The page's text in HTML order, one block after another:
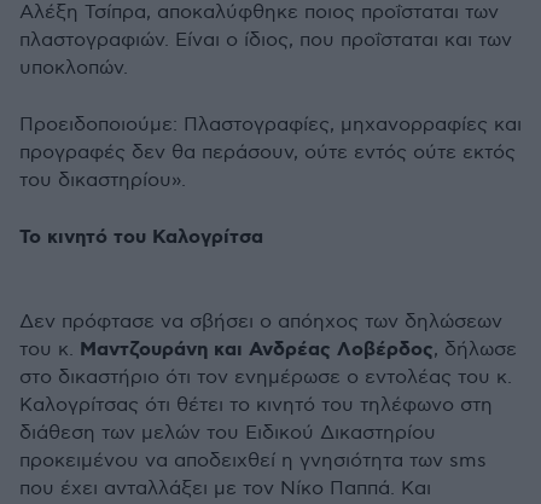
Αλέξη Τσίπρα, αποκαλύφθηκε ποιος προΐσταται των
πλαστογραφιών. Είναι ο ίδιος, που προΐσταται και των
υποκλοπών.
Προειδοποιούμε: Πλαστογραφίες, μηχανορραφίες και
προγραφές δεν θα περάσουν, ούτε εντός ούτε εκτός
του δικαστηρίου».
Το κινητό του Καλογρίτσα
Δεν πρόφτασε να σβήσει ο απόηχος των δηλώσεων
του κ. Μαντζουράνη και Ανδρέας Λοβέρδος, δήλωσε
στο δικαστήριο ότι τον ενημέρωσε ο εντολέας του κ.
Καλογρίτσας ότι θέτει το κινητό του τηλέφωνο στη
διάθεση των μελών του Ειδικού Δικαστηρίου
προκειμένου να αποδειχθεί η γνησιότητα των sms
που έχει ανταλλάξει με τον Νίκο Παππά. Και